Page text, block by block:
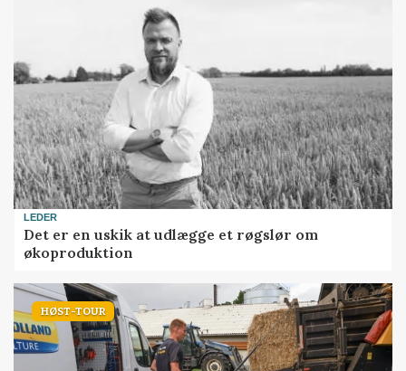
LEDER
Det er en uskik at udlægge et røgslør om
økoproduktion
HØST-TOUR